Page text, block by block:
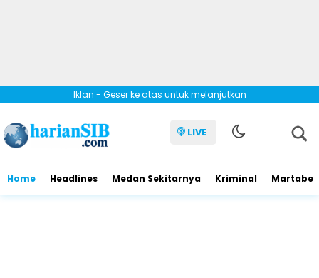
Iklan - Geser ke atas untuk melanjutkan
LIVE
Home Headlines Medan Sekitarnya Kriminal Martabe